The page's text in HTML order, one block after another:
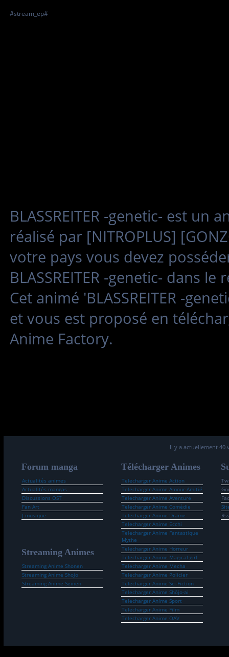
#stream_ep#
BLASSREITER -genetic- est un
réalisé par [NITROPLUS]
votre pays vous devez
BLASSREITER -genetic- dans
Cet animé 'BLASSREITER -
et vous est proposé en
Anime Factory.
Il y a actuellement 40
Forum manga
Actualités animes
Actualités mangas
Discussions OST
Fan Art
J-musique
Streaming Animes
Streaming Anime Shonen
Streaming Anime Shojo
Streaming Anime Seinen
Télécharger Animes
Telecharger Anime Action
Telecharger Anime Amour-Amitié
Telecharger Anime Aventure
Telecharger Anime Comédie
Telecharger Anime Drame
Telecharger Anime Ecchi
Telecharger Anime Fantastique
Mythe
Telecharger Anime Horreur
Telecharger Anime Magical-girl
Telecharger Anime Mecha
Telecharger Anime Policier
Telecharger Anime Sci-Fiction
Telecharger Anime Shōjo-ai
Telecharger Anime Sport
Telecharger Anime Film
Telecharger Anime OAV
Rss